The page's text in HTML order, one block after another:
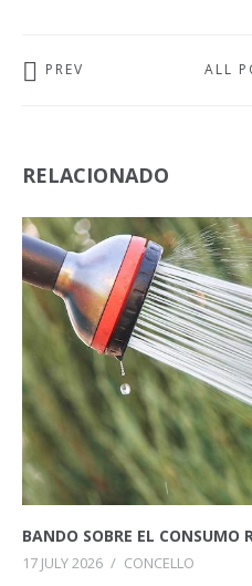
PREV ALL
RELACIONADO
BANDO SOBRE EL CONSUMO
17 JULY 2026 / CONCELLO